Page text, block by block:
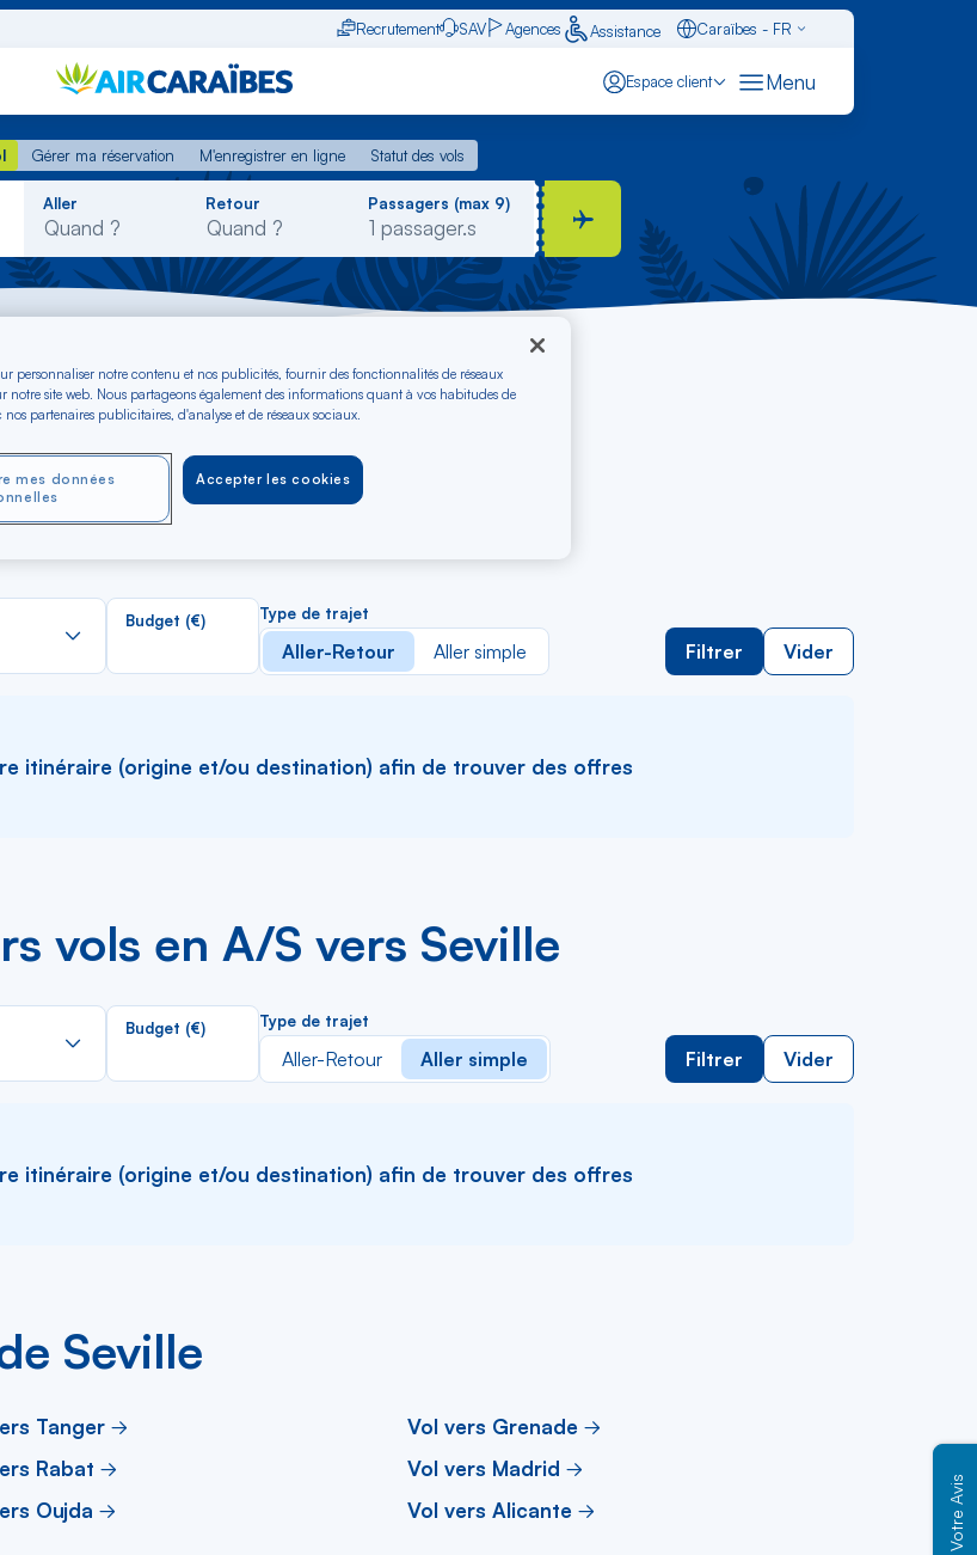
Recrutement SAV Agences Assistance
Caraïbes - FR
Espace client Menu
Gérer ma réservation M'enregistrer en ligne
Statut des vols
Gérer ma réservation M'enregistrer en ligne Statut des vols
Rechercher
dans
liste
Aller Retour Passagers (max 9)
dès €
vols en A/R vers Seville
Rechercher
la
Budget (€) Type de trajet
Aller-Retour Aller simple Filtrer Vider
itinéraire (origine et/ou destination) afin de trouver des offres
vols en A/S vers Seville
Rechercher
la
Budget (€) Type de trajet
Aller-Retour Aller simple Filtrer Vider
itinéraire (origine et/ou destination) afin de trouver des offres
Seville
Tanger
Vol vers Grenade
Rabat
Vol vers Madrid
Oujda Vol vers Alicante
personnaliser notre contenu et nos publicités, fournir des fonctionnalités de réseaux
notre site web. Nous partageons également des informations quant à vos habitudes de
partenaires publicitaires, d'analyse et de réseaux sociaux.
Accepter les cookies
mes données
Votre Avis